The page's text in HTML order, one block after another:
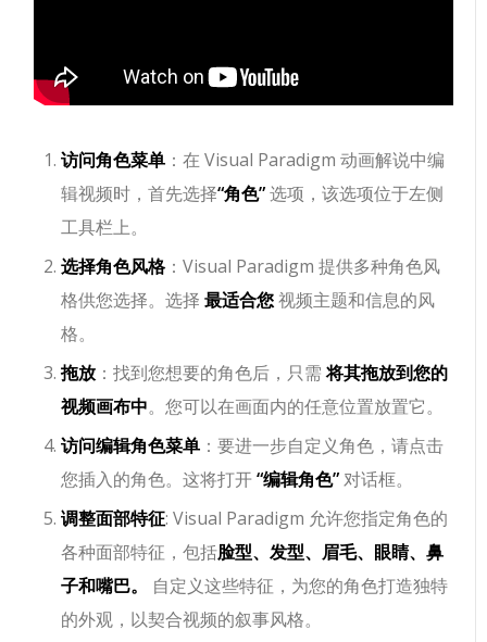
访问角色菜单 ：在 Visual Paradigm 动画解说中编
辑视频时，首先选择“角色”选项，该选项位于左侧
工具栏上。
选择角色风格：Visual Paradigm 提供多种角色风
格供您选择。选择 最适合您视频主题和信息的风
格。
拖放 ：找到您想要的角色后，只需将其拖放到您的
视频画布中。您可以在画面内的任意位置放置它。
访问编辑角色菜单 ：要进一步自定义角色，请点击
您插入的角色。这将打开“编辑角色”对话框。
调整面部特征: Visual Paradigm 允许您指定角色的
各种面部特征，包括脸型、发型、眉毛、眼睛、鼻
子和嘴巴。
自定义这些特征，为您的角色打造独特
的外观，以契合视频的叙事风格。